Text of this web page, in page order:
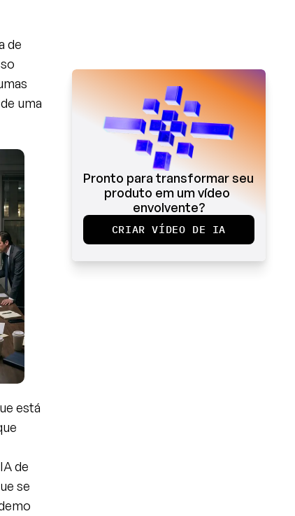
de
uma
está
de
se
Pronto para transformar seu
produto em um vídeo
envolvente?
CRIAR VÍDEO DE IA